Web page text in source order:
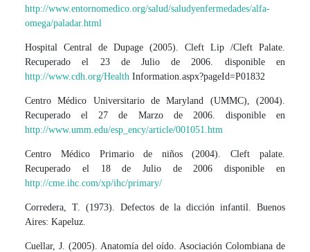
http://www.entornomedico.org/salud/saludyenfermedades/alfa-
omega/paladar.html
Hospital Central de Dupage (2005). Cleft Lip /Cleft Palate.
Recuperado el 23 de Julio de 2006. disponible en
http://www.cdh.org/Health Information.aspx?pageId=P01832
Centro Médico Universitario de Maryland (UMMC), (2004).
Recuperado el 27 de Marzo de 2006. disponible en
http://www.umm.edu/esp_ency/article/001051.htm
Centro Médico Primario de niños (2004). Cleft palate.
Recuperado el 18 de Julio de 2006 disponible en
http://cme.ihc.com/xp/ihc/primary/
Corredera, T. (1973). Defectos de la dicción infantil. Buenos
Aires: Kapeluz.
Cuellar, J. (2005). Anatomía del oído. Asociación Colombiana de